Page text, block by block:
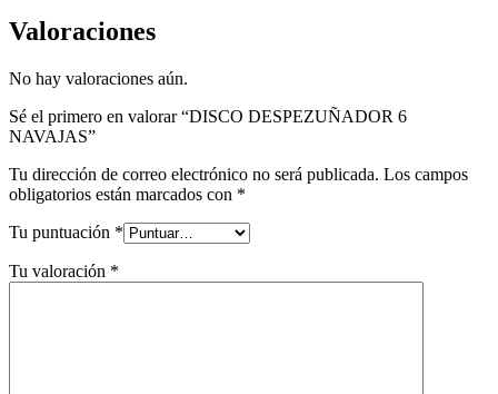
Valoraciones
No hay valoraciones aún.
Sé el primero en valorar “DISCO DESPEZUÑADOR 6
NAVAJAS”
Tu dirección de correo electrónico no será publicada. Los campos
obligatorios están marcados con *
Tu puntuación *
Tu valoración *